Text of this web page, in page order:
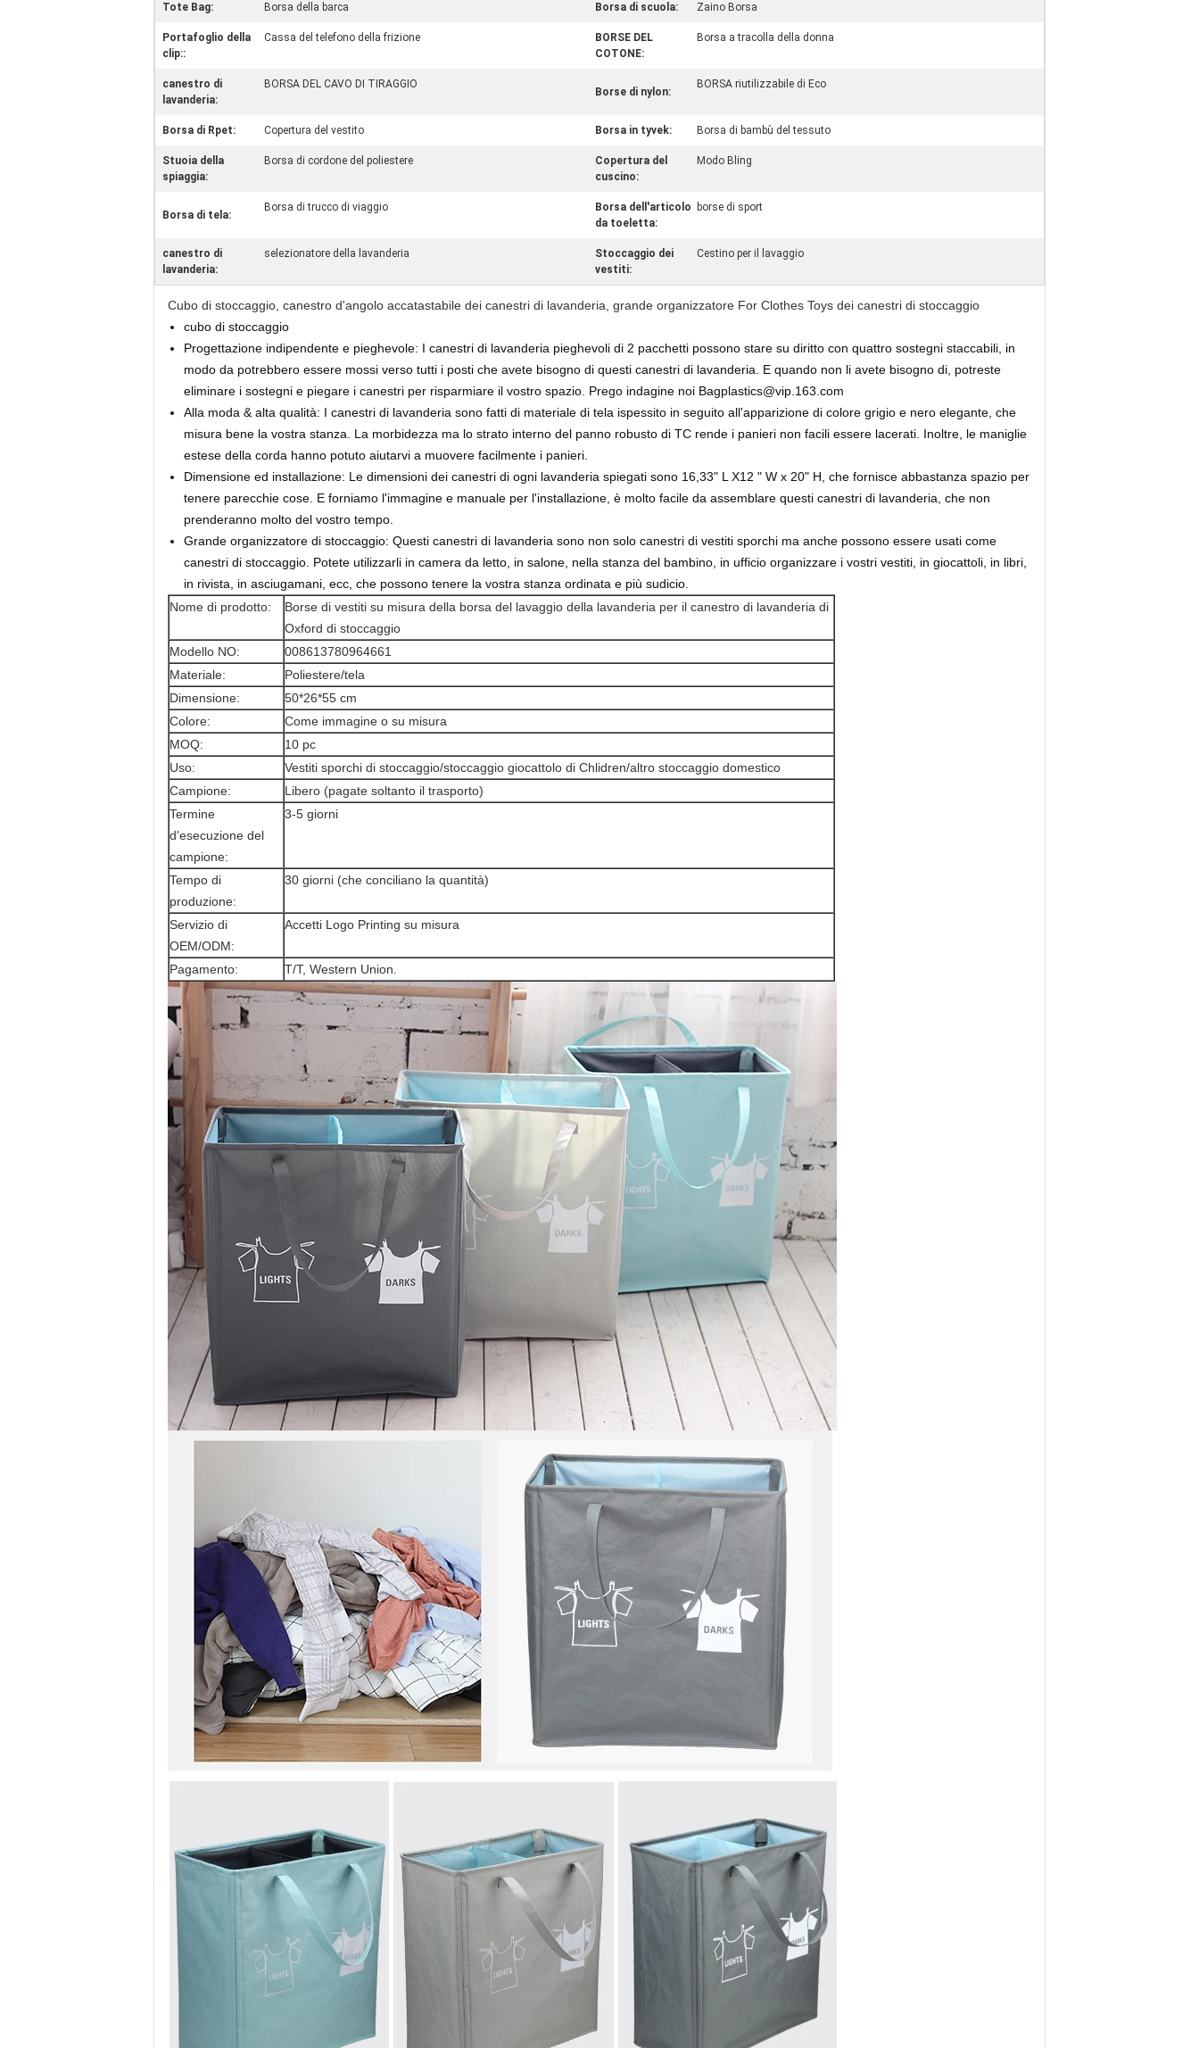
Tote Bag: Borsa della barca Borsa di scuola: Zaino Borsa
Portafoglio della
clip::
Cassa del telefono della frizione
BORSE DEL
COTONE:
Borsa a tracolla della donna
canestro di
lavanderia:
BORSA DEL CAVO DI TIRAGGIO
Borse di nylon:
BORSA riutilizzabile di Eco
Borsa di Rpet: Copertura del vestito Borsa in tyvek: Borsa di bambù del tessuto
Stuoia della
spiaggia:
Borsa di cordone del poliestere
Copertura del
cuscino:
Modo Bling
Borsa di tela:
Borsa di trucco di viaggio
Borsa dell'articolo
da toeletta:
borse di sport
canestro di
lavanderia:
selezionatore della lavanderia
Stoccaggio dei
vestiti:
Cestino per il lavaggio
Cubo di stoccaggio, canestro d'angolo accatastabile dei canestri di lavanderia, grande organizzatore For Clothes Toys dei canestri di stoccaggio
cubo di stoccaggio
Progettazione indipendente e pieghevole: I canestri di lavanderia pieghevoli di 2 pacchetti possono stare su diritto con quattro sostegni staccabili, in
modo da potrebbero essere mossi verso tutti i posti che avete bisogno di questi canestri di lavanderia. E quando non li avete bisogno di, potreste
eliminare i sostegni e piegare i canestri per risparmiare il vostro spazio. Prego indagine noi Bagplastics@vip.163.com
Alla moda & alta qualità: I canestri di lavanderia sono fatti di materiale di tela ispessito in seguito all'apparizione di colore grigio e nero elegante, che
misura bene la vostra stanza. La morbidezza ma lo strato interno del panno robusto di TC rende i panieri non facili essere lacerati. Inoltre, le maniglie
estese della corda hanno potuto aiutarvi a muovere facilmente i panieri.
Dimensione ed installazione: Le dimensioni dei canestri di ogni lavanderia spiegati sono 16,33" L X12 " W x 20" H, che fornisce abbastanza spazio per
tenere parecchie cose. E forniamo l'immagine e manuale per l'installazione, è molto facile da assemblare questi canestri di lavanderia, che non
prenderanno molto del vostro tempo.
Grande organizzatore di stoccaggio: Questi canestri di lavanderia sono non solo canestri di vestiti sporchi ma anche possono essere usati come
canestri di stoccaggio. Potete utilizzarli in camera da letto, in salone, nella stanza del bambino, in ufficio organizzare i vostri vestiti, in giocattoli, in libri,
in rivista, in asciugamani, ecc, che possono tenere la vostra stanza ordinata e più sudicio.
Nome di prodotto:
Borse di vestiti su misura della borsa del lavaggio della lavanderia per il canestro di lavanderia di
Oxford di stoccaggio
Modello NO:
008613780964661
Materiale:
Poliestere/tela
Dimensione:
50*26*55 cm
Colore:
Come immagine o su misura
MOQ:
10 pc
Uso:
Vestiti sporchi di stoccaggio/stoccaggio giocattolo di Chlidren/altro stoccaggio domestico
Campione:
Libero (pagate soltanto il trasporto)
Termine
d'esecuzione del
campione:
3-5 giorni
Tempo di
produzione:
30 giorni (che conciliano la quantità)
Servizio di
OEM/ODM:
Accetti Logo Printing su misura
Pagamento: T/T, Western Union.